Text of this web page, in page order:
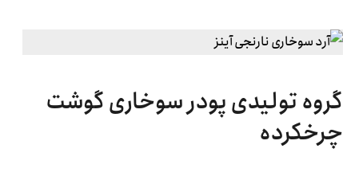
گروه تولیدی پودر سوخاری گوشت
چرخکرده